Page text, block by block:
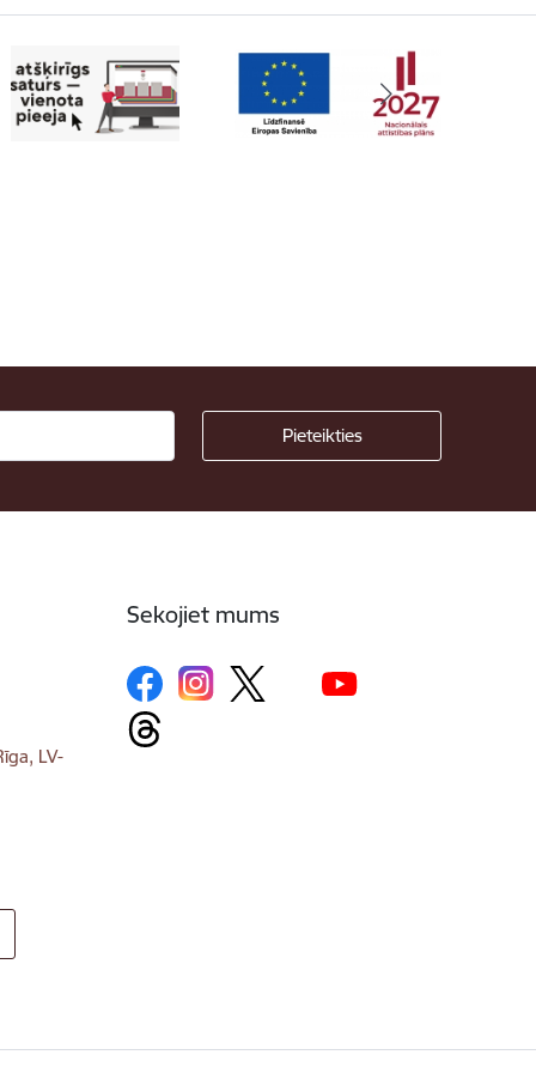
LV-
Sekojiet mums